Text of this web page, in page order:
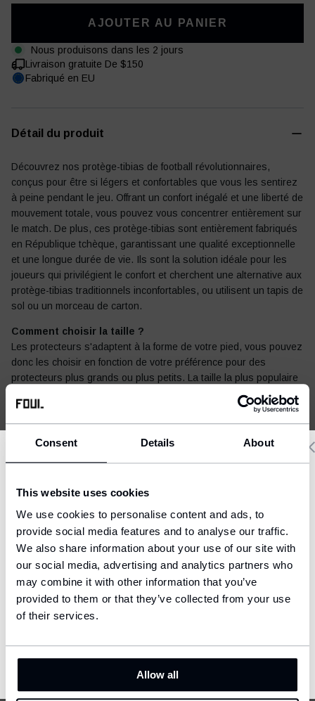
Consent Details About
This website uses cookies
We use cookies to personalise content and ads, to
provide social media features and to analyse our traffic.
We also share information about your use of our site with
our social media, advertising and analytics partners who
may combine it with other information that you’ve
provided to them or that they’ve collected from your use
of their services.
Allow all
Journal de football Autres
AJOUTER AU PANIER
Nous produisons dans les 2 jours
Livraison gratuite De $150
Fabriqué en EU
Détail du produit
Découvrez nos protège-tibias de football révolutionnaires,
conçus pour être si légers et confortables que vous les sentirez
à peine pendant le jeu. Offrant un confort inégalé et une liberté de
mouvement totale, vous pouvez vous concentrer entièrement sur
le match. De plus, ces protège-tibias sont entièrement fabriqués
en République tchèque, garantissant une qualité exceptionnelle
et une longue durée de vie. Ils sont la solution idéale pour les
joueurs qui privilégient le confort et cherchent une alternative aux
protège-tibias traditionnels inconfortables, ou utilisent un tapis de
sol ou un morceau de carton.
Comment choisir la taille ?
Les protecteurs s'adaptent à la forme de votre pied, vous pouvez
donc les choisir en fonction de votre préférence pour des
protecteurs plus grands ou plus petits. La taille la plus populaire
est de 14 cm. Les protecteurs conviennent également aux
enfants.
Livraison et paiement
CELA PEUT S'AVÉRER UTILE
your location.
United States (USD)
Ship to
English
Language
CONFIRM